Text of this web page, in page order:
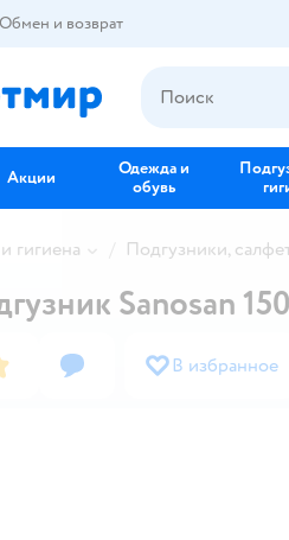
Обмен и возврат
Акции
Одежда и
обувь
гигиена Подгузники,
Sanosan
В избранное